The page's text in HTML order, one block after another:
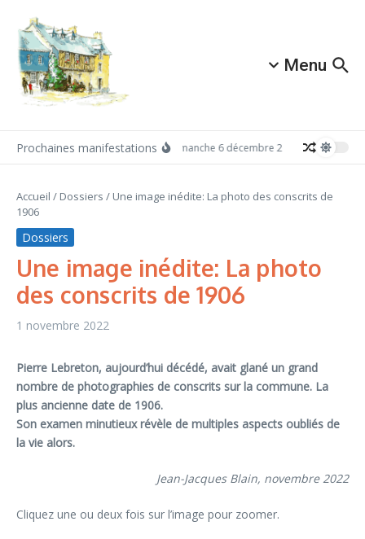
Menu
Prochaines manifestations Dimanche 6 décembre 2026:
Accueil / Dossiers / Une image inédite: La photo des conscrits de
1906
Dossiers
Une image inédite: La photo
des conscrits de 1906
1 novembre 2022
Pierre Lebreton, aujourd’hui décédé, avait glané un grand
nombre de photographies de conscrits sur la commune. La
plus ancienne date de 1906.
Son examen minutieux révèle de multiples aspects oubliés de
la vie alors.
Jean-Jacques Blain, novembre 2022
Cliquez une ou deux fois sur l’image pour zoomer.